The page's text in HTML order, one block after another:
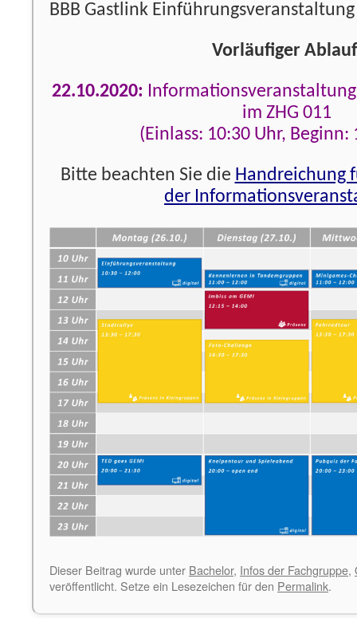
BBB Gastlink
Vorläufiger Ablauf
22.10.2020:
im ZHG 011
(Einlass: 10:30 Uhr, Beginn:
Bitte beachten Sie die Handreichung
der
Dieser Beitrag wurde unter Bachelor, Infos der Fachgruppe,
veröffentlicht. Setze ein Lesezeichen für den Permalink.